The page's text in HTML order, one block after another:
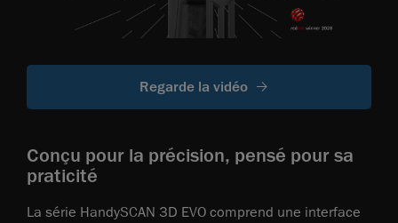
Regarde la vidéo
Conçu pour la précision, pensé pour sa
praticité
La série HandySCAN 3D EVO comprend une interface